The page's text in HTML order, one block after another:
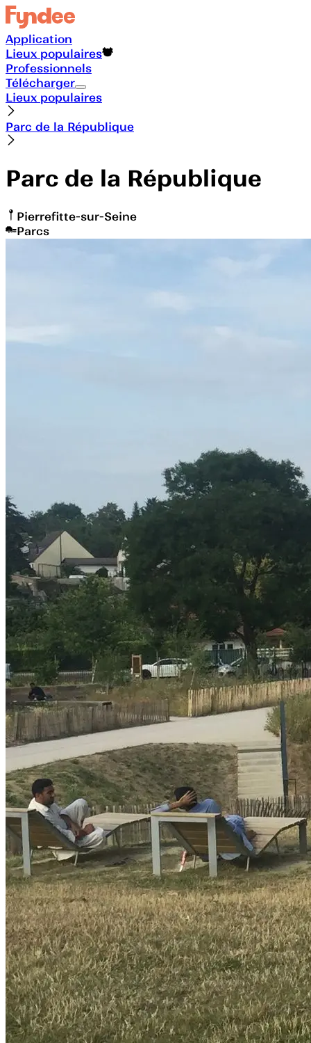
Application
Lieux populaires
Professionnels
Télécharger
Lieux populaires
Parc de la République
Parc de la République
Pierrefitte-sur-Seine
Parcs